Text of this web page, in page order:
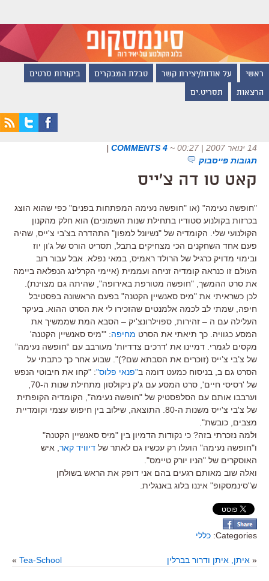
ראשי על אודות/יצירת קשר טבלת המבקרים ביקורות סרטים
הרצאות תסריט.ים
14 ינואר 2007 | 00:27 ~
4 COMMENTS
|
תגובות פייסבוק
קאט טו דה צ'ייס
"חופשה נעימה" (או "חופשה נעימה המפתחות בפנים" כפי שהוא הוצג
בכרזות בקולנוע סטודיו בתחילת שנות השמונים) הוא חלק מהקנון
הקולנועי שלי. הקומדיה של "נשיונל למפון" התהדרה בצ'בי צ'ייס, שהיה
פעם אחד השחקנים הכי מצחיקים בתבל, תסריט הורס של ג'ון יוז
ובימוי מדויק כרגיל של הרולד ראמיס, במאי נפלא. אבל עבור רוב
העולם זו כנראה קומדיה זניחה ועממית (איימי הקרלינג הנפלאה ביימה
את סרט ההמשך, "חופשה מטורפת באירופה", שהיתה גם מצוינת).
לכן כשראיתי את "מיס סאנשיין הקטנה" בפעם הראשונה בפסטיבל
חיפה, שמתי לב לכמה אלמנטים שהזכירו לי את הסרט ההוא. בעיקר
העלילה עם ה – זהירות, ספוילרונצ'יק – הסבא המת שממשיך את
המסע כגוויה. כך תיאתי את הסרט מחיפה: "'מיס סאנשיין הקטנה'
מקסים לגמרי. דמיינו את 'דרכים צדדיות' מעורבב עם “חופשה נעימה”
של צ’בי צ’ייס (זוכרים את הסבתא שם?)". שבוע אחר כך כתבתי על
הסרט גם ב, בניסוח כמעט דומה ב"פנאי פלוס": "קחו את חיבוטי הנפש
וערבבו אותם עם הסלפסטיק של "חופשה נעימה", הקומדיה הקופתית
של צ'בי צ'ייס משנות ה-80. התוצאה, שילוב בין חיפוש עצמי וקומדיית
מצבים, כובשת".
ולמה נזכרתי בזה? כי נקודות הדמיון בין "מיס סאנשיין הקטנה"
ו"חופשה נעימה" הועלו רק עכשיו גם לאתר של דיוויד קאר , איש
האוסקרים של "הניו יורק טיימס".
ואלה שוב מאותם רגעים בהם אני דופק את הראש בשולחן
ש"סינמסקופ" איננו בלוג באנגלית.
Categories: כללי
« איתן, איתן ודרור בברלין Tea-School
»